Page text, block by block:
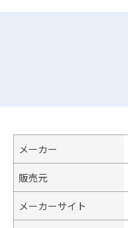
メーカー
販売元
メーカーサイト